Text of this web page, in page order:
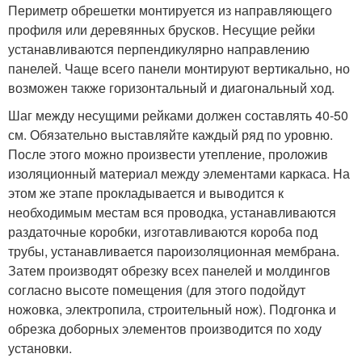
Периметр обрешетки монтируется из направляющего
профиля или деревянных брусков. Несущие рейки
устанавливаются перпендикулярно направлению
панелей. Чаще всего панели монтируют вертикально, но
возможен также горизонтальный и диагональный ход.
Шаг между несущими рейками должен составлять 40-50
см. Обязательно выставляйте каждый ряд по уровню.
После этого можно произвести утепление, проложив
изоляционный материал между элементами каркаса. На
этом же этапе прокладывается и выводится к
необходимым местам вся проводка, устанавливаются
раздаточные коробки, изготавливаются короба под
трубы, устанавливается пароизоляционная мембрана.
Затем производят обрезку всех панелей и молдингов
согласно высоте помещения (для этого подойдут
ножовка, электропила, строительный нож). Подгонка и
обрезка доборных элементов производится по ходу
установки.